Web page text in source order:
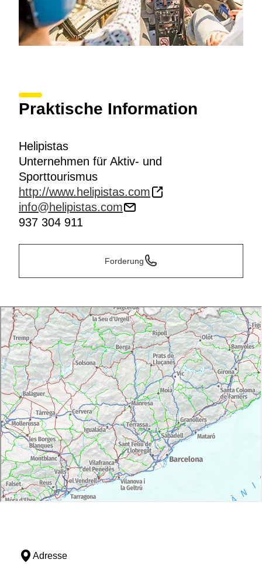
Praktische Information
Helipistas
Unternehmen für Aktiv- und
Sporttourismus
http://www.helipistas.com
info@helipistas.com
937 304 911
Forderung
Adresse